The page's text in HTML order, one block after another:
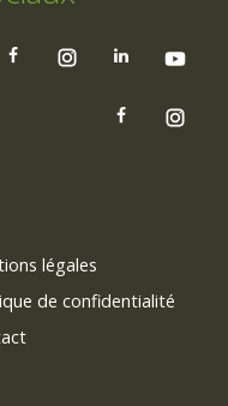
légales
de confidentialité